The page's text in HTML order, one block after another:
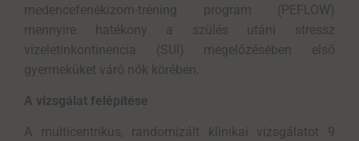
medencefenékizom-tréning program (PEFLOW)
mennyire hatékony a szülés utáni stressz
vizeletinkontinencia (SUI) megelőzésében első
gyermeküket váró nők körében.
A vizsgálat felépítése
A multicentrikus, randomizált klinikai vizsgálatot 9